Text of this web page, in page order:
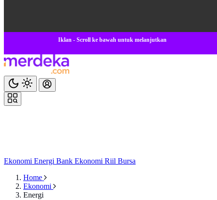
Iklan - Scroll ke bawah untuk melanjutkan
Ekonomi Energi Bank Ekonomi Riil Bursa
Home
Ekonomi
Energi